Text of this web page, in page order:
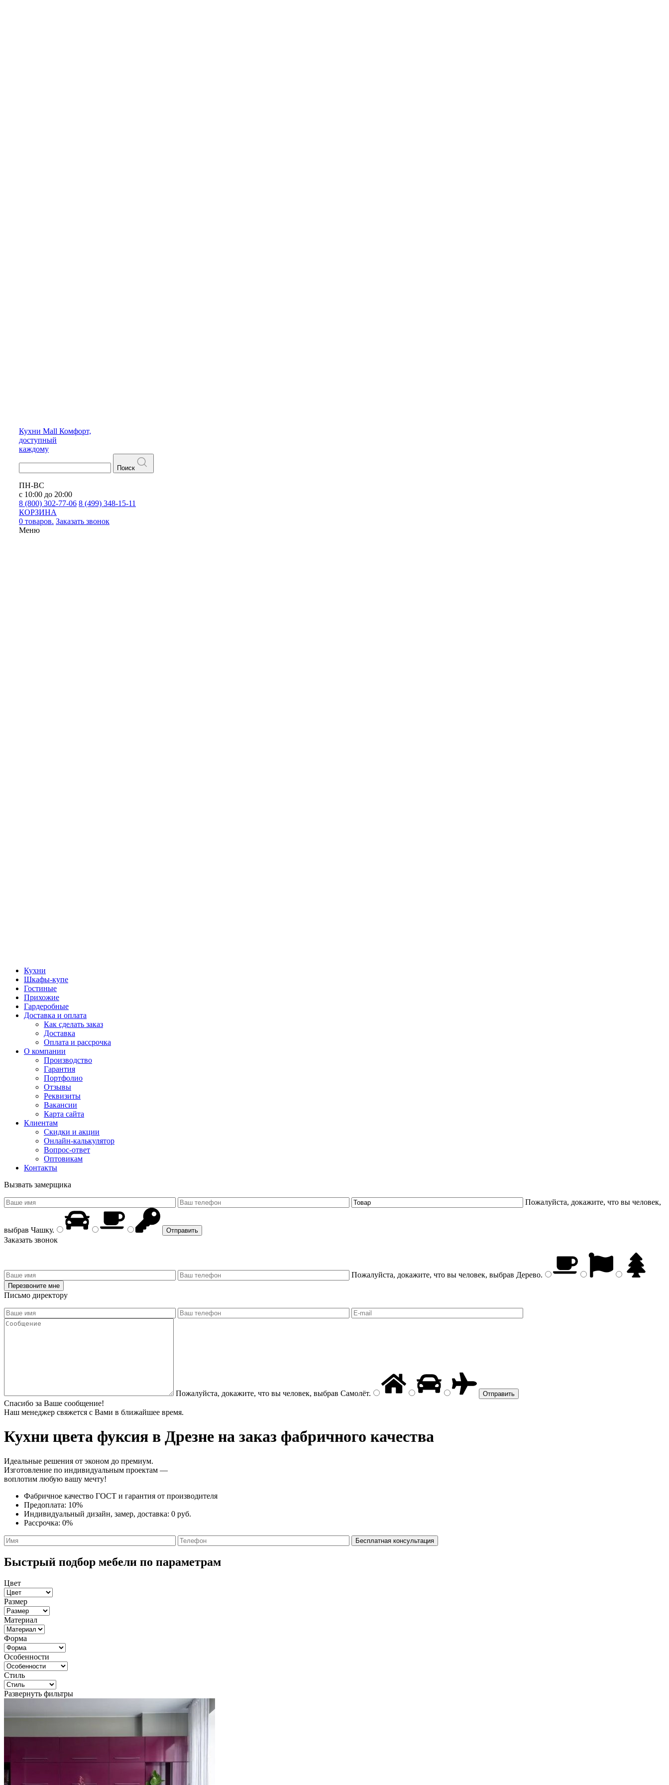
Кухни Mall Комфорт,
доступный
каждому
Поиск
ПН-ВС
с 10:00 до 20:00
8 (800) 302-77-06 8 (499) 348-15-11
КОРЗИНА
0 товаров. Заказать звонок
Меню
Кухни
Шкафы-купе
Гостиные
Прихожие
Гардеробные
Доставка и оплата
Как сделать заказ
Доставка
Оплата и рассрочка
О компании
Производство
Гарантия
Портфолио
Отзывы
Реквизиты
Вакансии
Карта сайта
Клиентам
Скидки и акции
Онлайн-калькулятор
Вопрос-ответ
Оптовикам
Контакты
Вызвать замерщика
Пожалуйста, докажите, что вы человек,
выбрав Чашку.
Заказать звонок
Пожалуйста, докажите, что вы человек, выбрав Дерево.
Письмо директору
Пожалуйста, докажите, что вы человек, выбрав Самолёт.
Спасибо за Ваше сообщение!
Наш менеджер свяжется с Вами в ближайшее время.
Кухни цвета фуксия в Дрезне на заказ фабричного качества
Идеальные решения от эконом до премиум.
Изготовление по индивидуальным проектам —
воплотим любую вашу мечту!
Фабричное качество ГОСТ и гарантия от производителя
Предоплата: 10%
Индивидуальный дизайн, замер, доставка: 0 руб.
Рассрочка: 0%
Быстрый подбор мебели по параметрам
Цвет
Размер
Материал
Форма
Особенности
Стиль
Развернуть фильтры